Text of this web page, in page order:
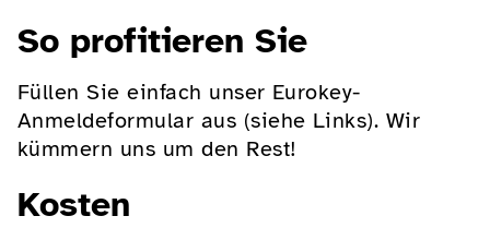
So profitieren Sie
Füllen Sie einfach unser Eurokey-
Anmeldeformular aus (siehe Links). Wir
kümmern uns um den Rest!
Kosten